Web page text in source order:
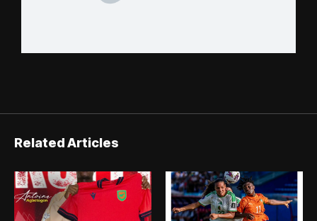
Related Articles